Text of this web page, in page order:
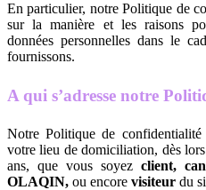
En particulier, notre Politique de
sur la manière et les raisons
données personnelles dans le
fournissons.
A qui s’adresse notre
Notre Politique de confidentialité
votre lieu de domiciliation, dès
ans, que vous soyez client,
OLAQIN, ou encore visiteur du